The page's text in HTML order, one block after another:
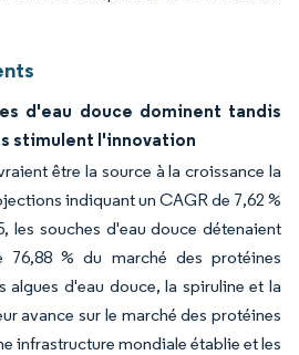
d'eau douce dominent tandis
stimulent l'innovation
être la source à la croissance la
indiquant un CAGR de 7,62 %
les souches d'eau douce détenaient
76,88 % du marché des protéines
algues d'eau douce, la spiruline et la
avance sur le marché des protéines
infrastructure mondiale établie et les